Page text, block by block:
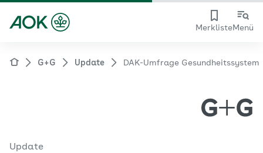
MerklisteMenü
G+G Update DAK-Umfrage Gesundheitssystem
Update